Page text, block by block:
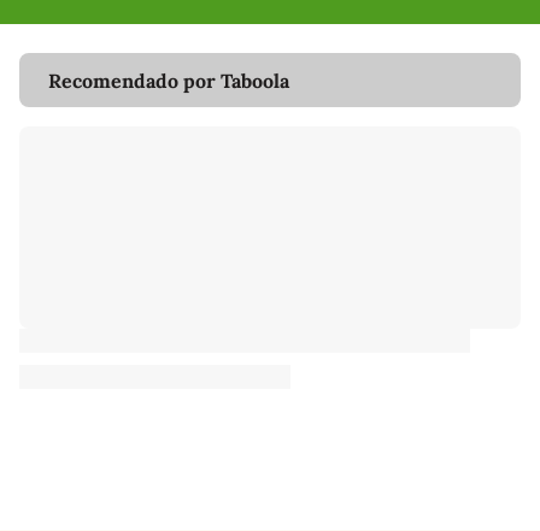
Recomendado por Taboola